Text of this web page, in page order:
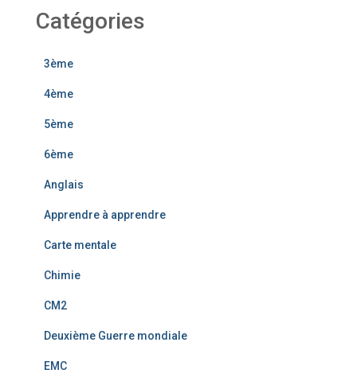
Catégories
3ème
4ème
5ème
6ème
Anglais
Apprendre à apprendre
Carte mentale
Chimie
CM2
Deuxième Guerre mondiale
EMC